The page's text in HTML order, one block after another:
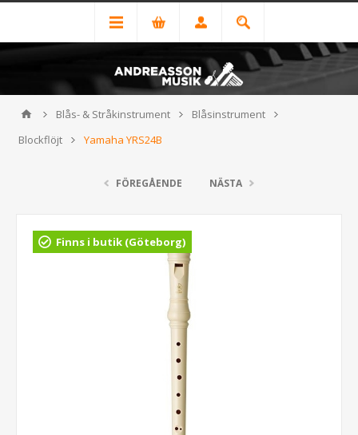
Blås- & Stråkinstrument
Blåsinstrument
Blockflöjt
Yamaha YRS24B
FÖREGÅENDE NÄSTA
Finns i butik (Göteborg)